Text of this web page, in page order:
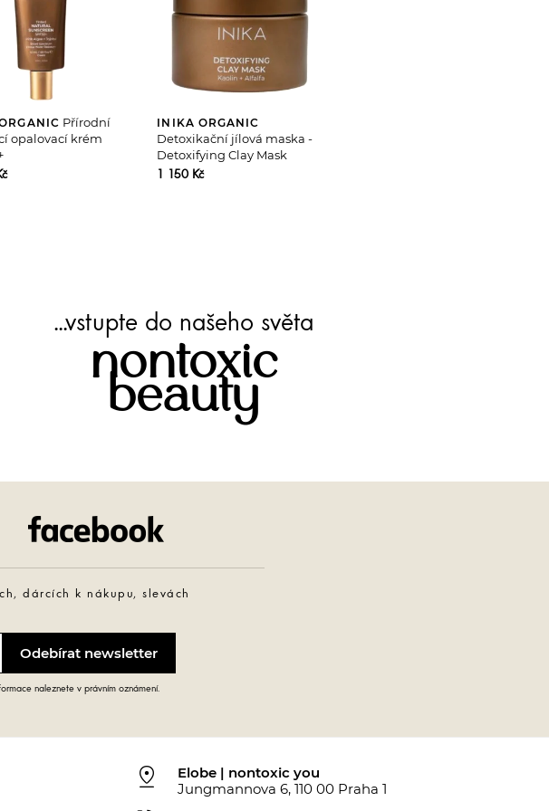
Přírodní
opalovací krém
INIKA ORGANIC
Detoxikační jílová maska -
Detoxifying Clay Mask
1 150 Kč
...vstupte do našeho světa
nontoxic
beauty
dárcích k nákupu, slevách
naleznete v právním oznámení.
pin_drop
Elobe | nontoxic you
Jungmannova 6, 110 00 Praha 1